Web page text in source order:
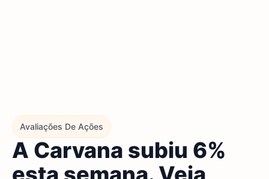
Avaliações De Ações
A Carvana subiu 6%